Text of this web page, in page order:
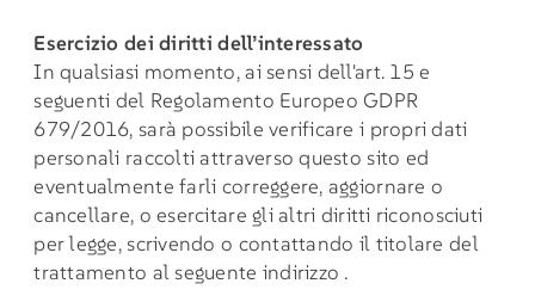
Esercizio dei diritti dell’interessato
In qualsiasi momento, ai sensi dell'art. 15 e
seguenti del Regolamento Europeo GDPR
679/2016, sarà possibile verificare i propri dati
personali raccolti attraverso questo sito ed
eventualmente farli correggere, aggiornare o
cancellare, o esercitare gli altri diritti riconosciuti
per legge, scrivendo o contattando il titolare del
trattamento al seguente indirizzo .